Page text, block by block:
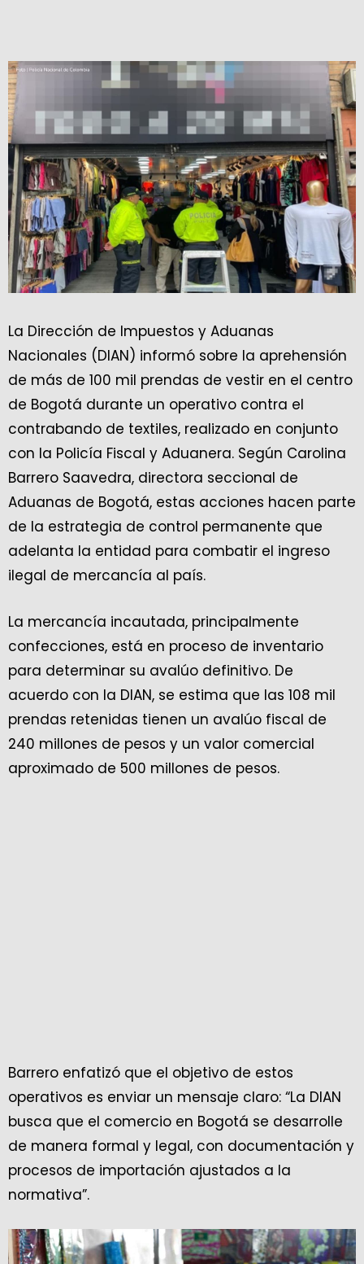
La Dirección de Impuestos y Aduanas
Nacionales (DIAN) informó sobre la aprehensión
de más de 100 mil prendas de vestir en el centro
de Bogotá durante un operativo contra el
contrabando de textiles, realizado en conjunto
con la Policía Fiscal y Aduanera. Según Carolina
Barrero Saavedra, directora seccional de
Aduanas de Bogotá, estas acciones hacen parte
de la estrategia de control permanente que
adelanta la entidad para combatir el ingreso
ilegal de mercancía al país.
La mercancía incautada, principalmente
confecciones, está en proceso de inventario
para determinar su avalúo definitivo. De
acuerdo con la DIAN, se estima que las 108 mil
prendas retenidas tienen un avalúo fiscal de
240 millones de pesos y un valor comercial
aproximado de 500 millones de pesos.
Barrero enfatizó que el objetivo de estos
operativos es enviar un mensaje claro: “La DIAN
busca que el comercio en Bogotá se desarrolle
de manera formal y legal, con documentación y
procesos de importación ajustados a la
normativa”.